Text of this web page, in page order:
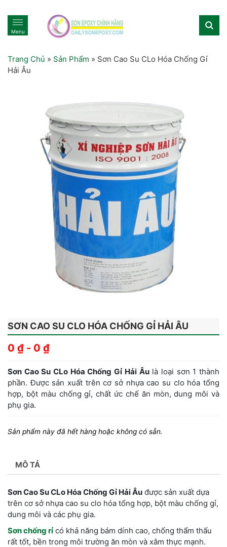
Menu
Trang Chủ » Sản Phẩm » Sơn Cao Su CLo Hóa Chống Gỉ
Hải Âu
SƠN CAO SU CLO HÓA CHỐNG GỈ HẢI ÂU
0 ₫ - 0 ₫
Sơn Cao Su CLo Hóa Chống Gỉ Hải Âulà loại sơn 1 thành
phần. Được sản xuất trên cơ sở nhựa cao su clo hóa tổng
hợp, bột màu chống gỉ, chất ức chế ăn mòn, dung môi và
phụ gia.
Sản phẩm này đã hết hàng hoặc không có sẵn.
MÔ TẢ
Sơn Cao Su CLo Hóa Chống Gỉ Hải Âu được sản xuất dựa
trên cơ sở nhựa cao su clo hóa tổng hợp, bột màu chống gỉ,
dung môi và các phụ gia.
Sơn chống rỉ có khả năng bám dính cao, chống thẩm thấu
rất tốt, bền trong môi trường ăn mòn và xâm thực mạnh.